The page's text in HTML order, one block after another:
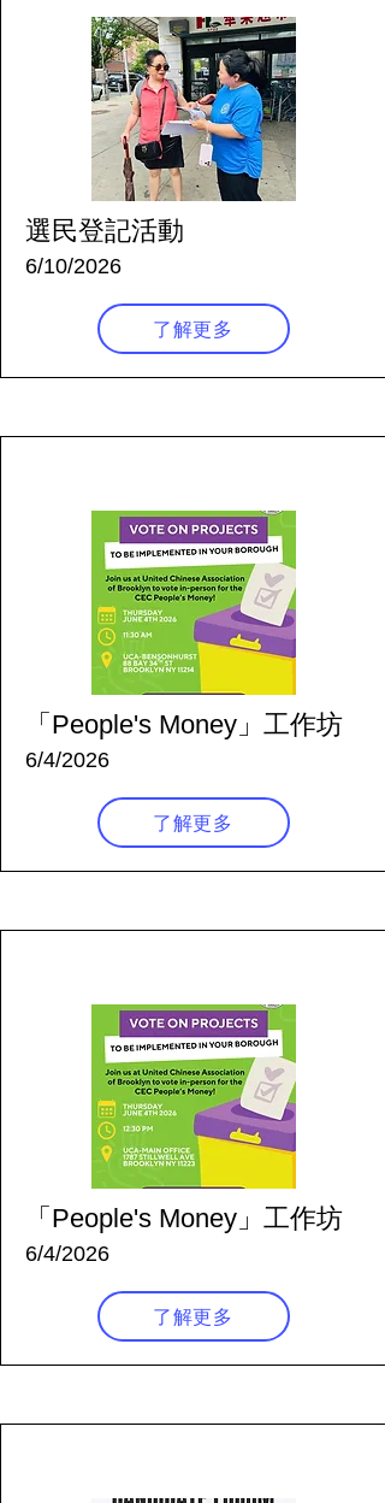
選民登記活動
6/10/2026
了解更多
「People's Money」工作坊
6/4/2026
了解更多
「People's Money」工作坊
6/4/2026
了解更多